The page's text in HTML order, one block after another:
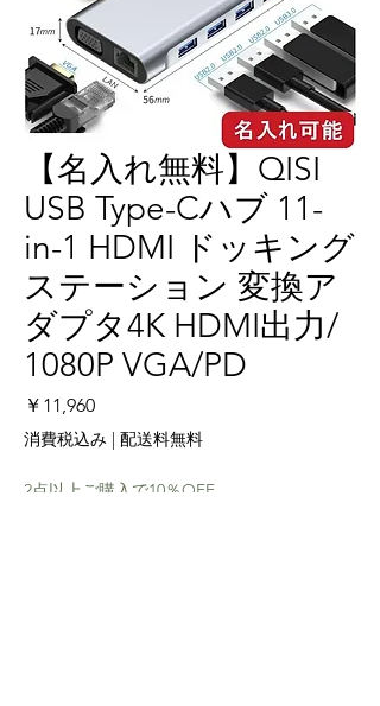
【名入れ無料】QISI
USB Type-Cハブ 11-
in-1 HDMI ドッキング
ステーション 変換ア
ダプタ4K HDMI出力/
1080P VGA/PD
￥11,960価格
消費税込み | 配送料無料
2点以上ご購入で10％OFF